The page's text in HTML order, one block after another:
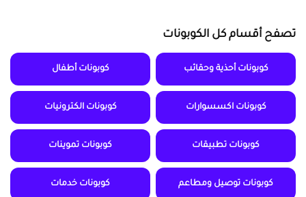
تصفح أقسام كل الكوبونات
كوبونات أحذية وحقائب كوبونات أطفال
كوبونات اكسسوارات كوبونات الكترونيات
كوبونات تطبيقات كوبونات تموينات
كوبونات توصيل ومطاعم كوبونات خدمات